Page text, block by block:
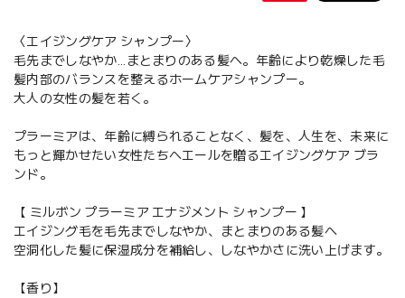
〈エイジングケア シャンプー〉
毛先までしなやか...まとまりのある髪へ。年齢により乾燥した毛
髪内部のバランスを整えるホームケアシャンプー。
大人の女性の髪を若く。
プラーミアは、年齢に縛られることなく、髪を、人生を、未来に
もっと輝かせたい女性たちへエールを贈るエイジングケア ブラ
ンド。
【 ミルボン プラーミア エナジメント シャンプー 】
エイジング毛を毛先までしなやか、まとまりのある髪へ
空洞化した髪に保湿成分を補給し、しなやかさに洗い上げます。
【香り】